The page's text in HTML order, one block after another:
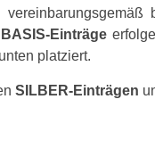
BASIS-Einträge
platziert.
SILBER-Einträgen